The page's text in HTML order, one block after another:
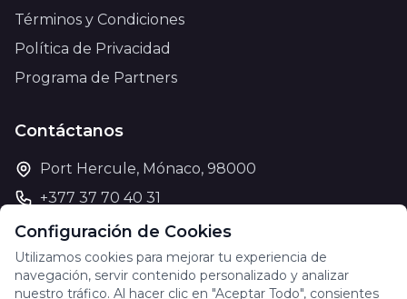
Configuración de Cookies
Utilizamos cookies para mejorar tu experiencia de
navegación, servir contenido personalizado y analizar
nuestro tráfico. Al hacer clic en "Aceptar Todo", consientes
Términos y Condiciones
Política de Privacidad
Programa de Partners
Contáctanos
Port Hercule, Mónaco, 98000
+377 37 70 40 31
support@theyachtcharter.com